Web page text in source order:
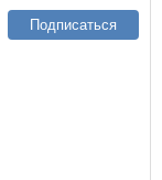
Подписаться